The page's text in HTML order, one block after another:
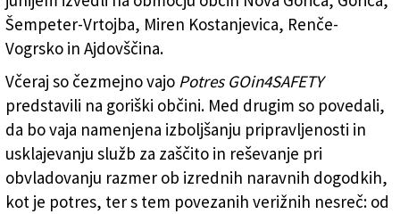
Šempeter-Vrtojba, Miren Kostanjevica, Renče-
Vogrsko in Ajdovščina.
Včeraj so čezmejno vajo Potres GOin4SAFETY
predstavili na goriški občini. Med drugim so povedali,
da bo vaja namenjena izboljšanju pripravljenosti in
usklajevanju služb za zaščito in reševanje pri
obvladovanju razmer ob izrednih naravnih dogodkih,
kot je potres, ter s tem povezanih verižnih nesreč: od